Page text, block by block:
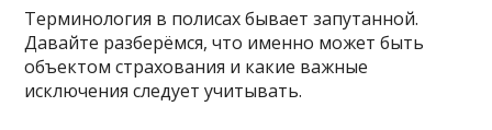
Терминология в полисах бывает запутанной.
Давайте разберёмся, что именно может быть
объектом страхования и какие важные
исключения следует учитывать.